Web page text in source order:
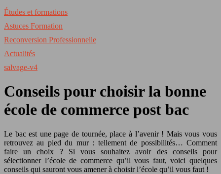
Études et formations
Astuces Formation
Reconversion Professionnelle
Actualités
salvage-v4
Conseils pour choisir la bonne
école de commerce post bac
Le bac est une page de tournée, place à l’avenir ! Mais vous vous
retrouvez au pied du mur : tellement de possibilités… Comment
faire un choix ? Si vous souhaitez avoir des conseils pour
sélectionner l’école de commerce qu’il vous faut, voici quelques
conseils qui sauront vous amener à choisir l’école qu’il vous faut !